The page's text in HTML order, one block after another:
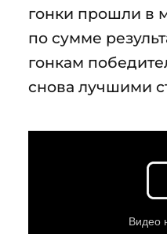
гонки прошли в
по сумме
гонкам
снова лучшими